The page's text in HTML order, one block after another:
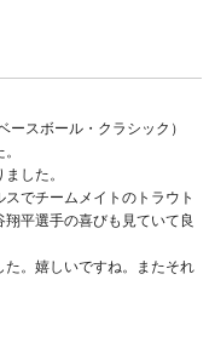
ースボール・クラシック）
した。
でチームメイトのトラウト
平選手の喜びも見ていて良
。嬉しいですね。またそれ